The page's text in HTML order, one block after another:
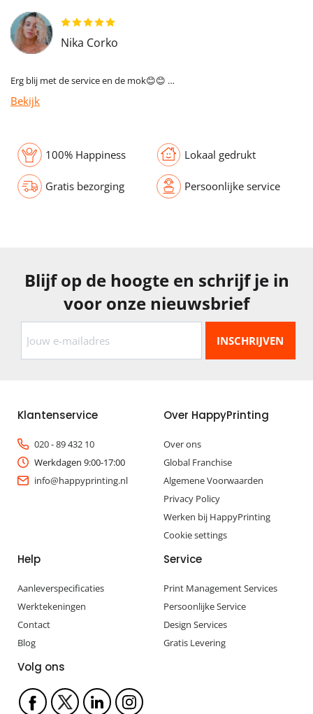
Nika Corko
Erg blij met de service en de mok😊😊 …
Bekijk
100% Happiness Lokaal gedrukt
Gratis bezorging Persoonlijke service
Blijf op de hoogte en schrijf je in
voor onze nieuwsbrief
Klantenservice
020 - 89 432 10
Werkdagen 9:00-17:00
info@happyprinting.nl
Over HappyPrinting
Over ons
Global Franchise
Algemene Voorwaarden
Privacy Policy
Werken bij HappyPrinting
Cookie settings
Help
Aanleverspecificaties
Werktekeningen
Contact
Blog
Service
Print Management Services
Persoonlijke Service
Design Services
Gratis Levering
Volg ons